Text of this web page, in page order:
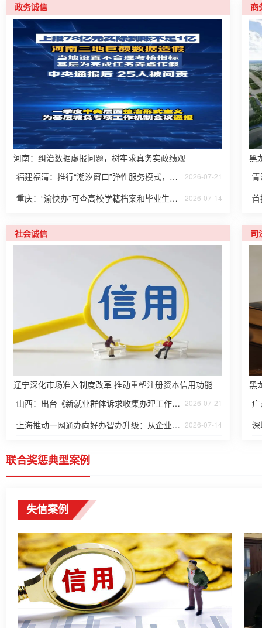
政务诚信
河南：纠治数据虚报问题，树牢求真务实政绩观
福建福清：推行“潮汐窗口”弹性服务模式，让政务服务跟着人群“动”起来
2026-07-21
重庆：“渝快办”可查高校学籍档案和毕业生档案去向 2026-07-14
商
黑
社会诚信
辽宁深化市场准入制度改革 推动重塑注册资本信用功能
山西：出台《新就业群体诉求收集办理工作办法（试行）》 2026-07-21
上海推动一网通办向好办智办升级：从企业群众评价中找到发力方向 2026-07-14
司
黑
联合奖惩典型案例
失信案例